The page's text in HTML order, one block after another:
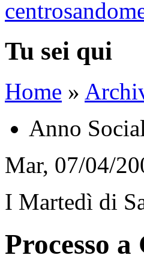
Tu sei qui
Home »
Anno
Mar, 07/04/
I Martedì di
Processo a